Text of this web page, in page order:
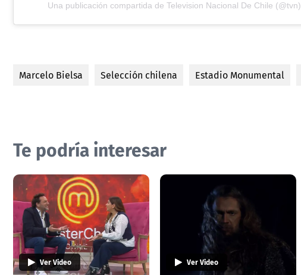
Una publicación compartida de Television Nacional De Chile (@tvn)
Marcelo Bielsa Selección chilena Estadio Monumental
Te podría interesar
Ver Video Ver Video